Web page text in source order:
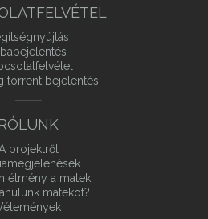
torrent bejelentés
projektről
élmény a matek
matekot?